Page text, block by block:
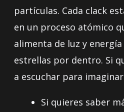
partículas. Cada clack
en un proceso atómico
alimenta de luz y
estrellas por dentro. Si
a escuchar para
Si quieres saber